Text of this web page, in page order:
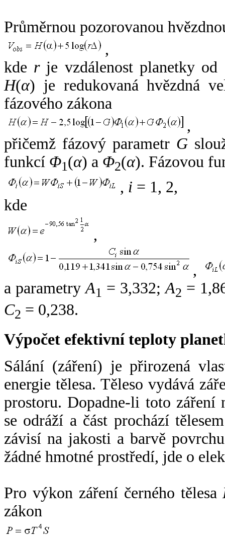
Průměrnou pozorovanou
,
kde rje vzdálenost planetky od
H(α) je redukovaná hvězdná
fázového zákona
,
přičemž fázový parametr G
funkcí Φ1(α) a Φ2(α). Fázovou
, i = 1, 2,
kde
,
,
a parametryA1 = 3,332;A2 =
C2 = 0,238.
Výpočet efektivní teploty
Sálání (záření) je přirozená
energie tělesa. Těleso vydává
prostoru. Dopadne-li toto záření
se odráží a část prochází
závisí na jakosti a barvě
žádné hmotné prostředí, jde o
Pro výkon záření černého tělesa
zákon